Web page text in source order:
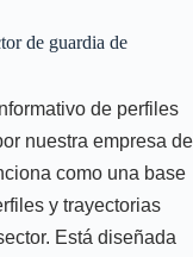
de guardia de
de perfiles
nuestra empresa de
como una base
y trayectorias
Está diseñada